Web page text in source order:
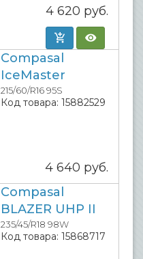
4 620 руб.
Compasal
IceMaster
215/60/R16 95S
Код товара: 15882529
4 640 руб.
Compasal
BLAZER UHP II
235/45/R18 98W
Код товара: 15868717